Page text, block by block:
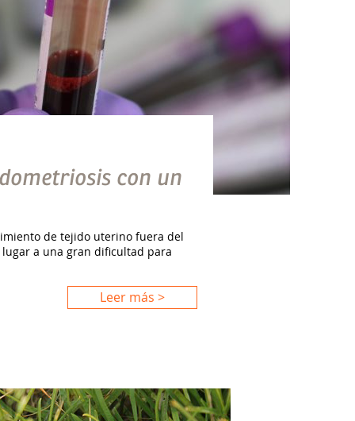
con un
de tejido uterino fuera del
a una gran dificultad para
Leer más >